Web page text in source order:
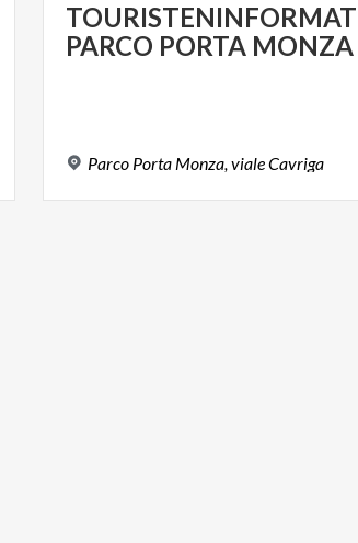
PARCO PORTA MONZA
Parco Porta Monza, vialeCavriga